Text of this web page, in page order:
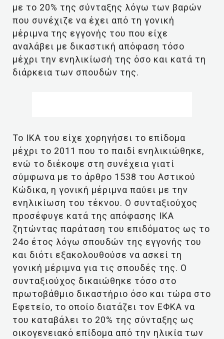
με το 20% της σύνταξης λόγω των βαρών
που συνέχιζε να έχει από τη γονική
μέριμνα της εγγονής του που είχε
αναλάβει με δικαστική απόφαση τόσο
μέχρι την ενηλικίωσή της όσο και κατά τη
διάρκεια των σπουδών της.
Το ΙΚΑ του είχε χορηγήσει το επίδομα
μέχρι το 2011 που το παιδί ενηλικιώθηκε,
ενώ το διέκοψε στη συνέχεια γιατί
σύμφωνα με το άρθρο 1538 του Αστικού
Κώδικα, η γονική μέριμνα παύει με την
ενηλικίωση του τέκνου. Ο συνταξιούχος
προσέφυγε κατά της απόφασης ΙΚΑ
ζητώντας παράταση του επιδόματος ως το
24ο έτος λόγω σπουδών της εγγονής του
και διότι εξακολουθούσε να ασκεί τη
γονική μέριμνα για τις σπουδές της. Ο
συνταξιούχος δικαιώθηκε τόσο στο
πρωτοβάθμιο δικαστήριο όσο και τώρα στο
Εφετείο, το οποίο διατάζει τον ΕΦΚΑ να
του καταβάλει το 20% της σύνταξης ως
οικογενειακό επίδομα από την ηλικία των